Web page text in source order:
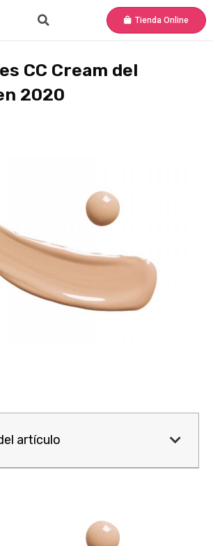
Tienda Online
CC Cream del
2020
artículo